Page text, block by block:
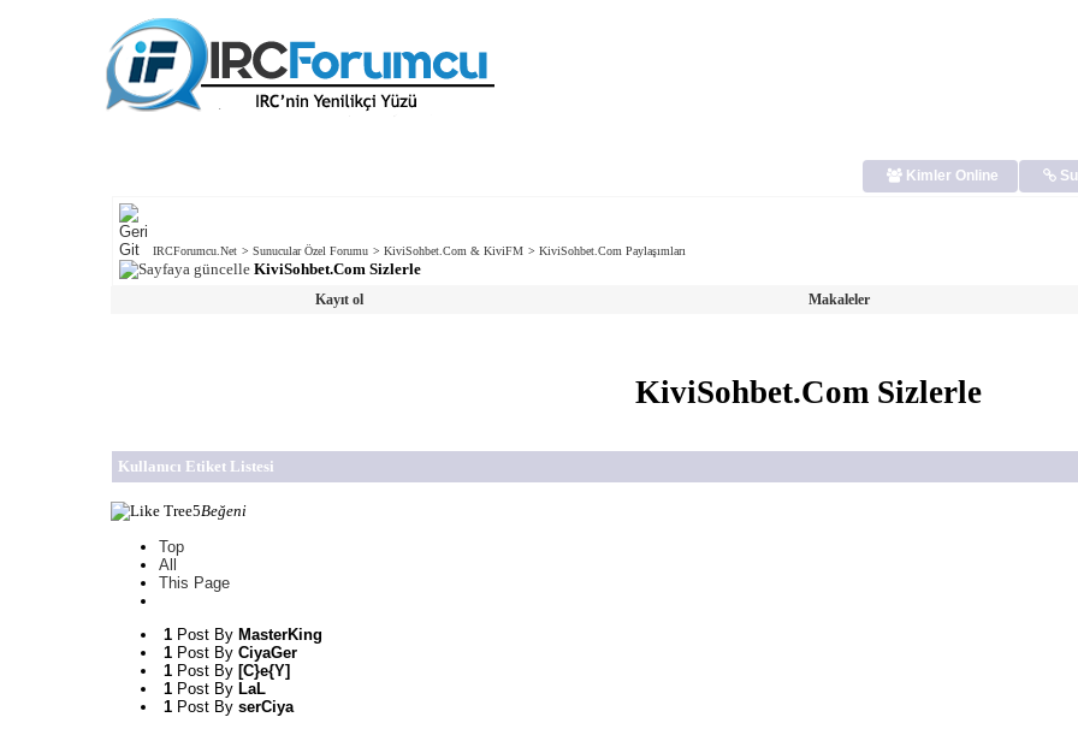
Kimler Online
IRCForumcu.Net > Sunucular Özel Forumu > KiviSohbet.Com & KiviFM > KiviSohbet.Com Paylaşımları
KiviSohbet.Com Sizlerle
Kayıt ol Makaleler
KiviSohbet.Com Sizlerle
Kullanıcı Etiket Listesi
5Beğeni
Top
All
This Page
1 Post By MasterKing
1 Post ByCiyaGer
1 Post By [C}e{Y]
1 Post By LaL
1 Post ByserCiya